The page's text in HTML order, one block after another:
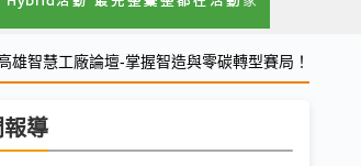
雄智慧工廠論壇-掌握智造與零碳轉型賽局！
導